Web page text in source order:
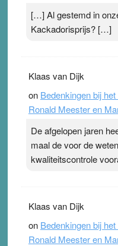
[…] Al gestemd in
Kackadorisprijs? […]
Klaas van Dijk
on Bedenkingen bij
Ronald Meester en
De afgelopen jaren
maal de voor de
kwaliteitscontrole
Klaas van Dijk
on Bedenkingen bij
Ronald Meester en